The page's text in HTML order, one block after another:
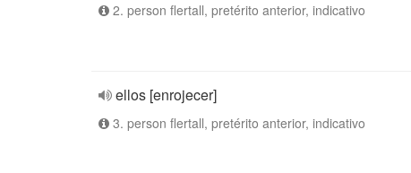
2. person flertall, pretérito anterior, indicativo
ellos [enrojecer]
3. person flertall, pretérito anterior, indicativo